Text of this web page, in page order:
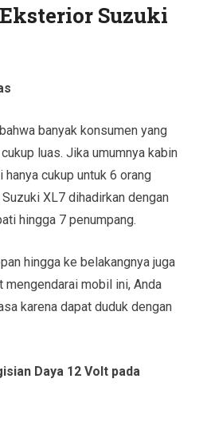
Suzuki
banyak konsumen yang
luas. Jika umumnya kabin
cukup untuk 6 orang
XL7 dihadirkan dengan
hingga 7 penumpang.
hingga ke belakangnya juga
mengendarai mobil ini, Anda
karena dapat duduk dengan
Daya 12 Volt pada